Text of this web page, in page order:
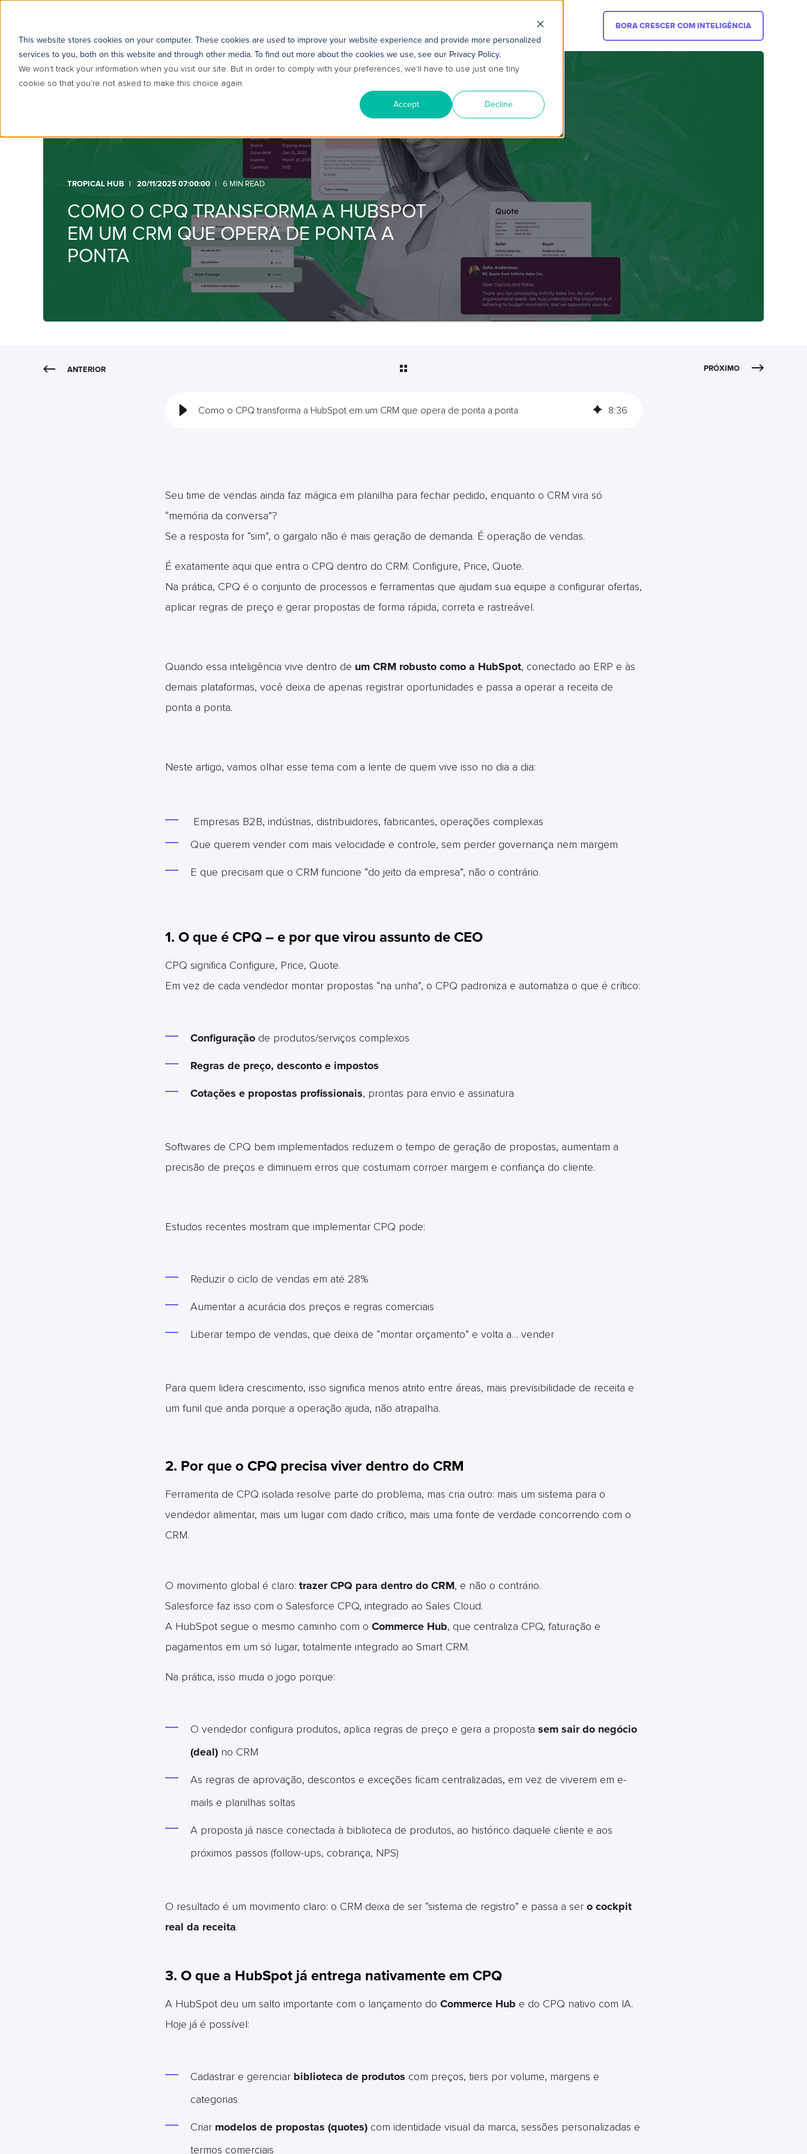
This website stores cookies on your computer. These cookies are used to improve your website experience and provide more personalized
services to you, both on this website and through other media. To find out more about the cookies we use, see our Privacy Policy.
We won't track your information when you visit our site. But in order to comply with your preferences, we'll have to use just one tiny
cookie so that you're not asked to make this choice again.
Accept Decline
BORA CRESCER COM INTELIGÊNCIA
TROPICAL HUB 20/11/2025 07:00:00 6 MIN READ
COMO O CPQ TRANSFORMA A HUBSPOT
EM UM CRM QUE OPERA DE PONTA A
PONTA
ANTERIOR PRÓXIMO
Como o CPQ transforma a HubSpot em um CRM que opera de ponta a ponta 8:36
Seu time de vendas ainda faz mágica em planilha para fechar pedido, enquanto o CRM vira só
“memória da conversa”?
Se a resposta for “sim”, o gargalo não é mais geração de demanda. É operação de vendas.
É exatamente aqui que entra o CPQ dentro do CRM: Configure, Price, Quote.
Na prática, CPQ é o conjunto de processos e ferramentas que ajudam sua equipe a configurar ofertas,
aplicar regras de preço e gerar propostas de forma rápida, correta e rastreável.
Quando essa inteligência vive dentro de um CRM robusto como a HubSpot, conectado ao ERP e às
demais plataformas, você deixa de apenas registrar oportunidades e passa a operar a receita de
ponta a ponta.
Neste artigo, vamos olhar esse tema com a lente de quem vive isso no dia a dia:
Empresas B2B, indústrias, distribuidores, fabricantes, operações complexas
Que querem vender com mais velocidade e controle, sem perder governança nem margem
E que precisam que o CRM funcione “do jeito da empresa”, não o contrário.
1. O que é CPQ – e por que virou assunto de CEO
CPQ significa Configure, Price, Quote.
Em vez de cada vendedor montar propostas “na unha”, o CPQ padroniza e automatiza o que é crítico:
Configuraçãode produtos/serviços complexos
Regras de preço, desconto e impostos
Cotações e propostas profissionais, prontas para envio e assinatura
Softwares de CPQ bem implementados reduzem o tempo de geração de propostas, aumentam a
precisão de preços e diminuem erros que costumam corroer margem e confiança do cliente.
Estudos recentes mostram que implementar CPQ pode:
Reduzir o ciclo de vendas em até 28%
Aumentar a acurácia dos preços e regras comerciais
Liberar tempo de vendas, que deixa de “montar orçamento” e volta a… vender
Para quem lidera crescimento, isso significa menos atrito entre áreas, mais previsibilidade de receita e
um funil que anda porque a operação ajuda, não atrapalha.
2. Por que o CPQ precisa viver dentro do CRM
Ferramenta de CPQ isolada resolve parte do problema, mas cria outro: mais um sistema para o
vendedor alimentar, mais um lugar com dado crítico, mais uma fonte de verdade concorrendo com o
CRM.
O movimento global é claro: trazer CPQ para dentro do CRM, e não o contrário.
Salesforce faz isso com o Salesforce CPQ, integrado ao Sales Cloud.
A HubSpot segue o mesmo caminho com o Commerce Hub, que centraliza CPQ, faturação e
pagamentos em um só lugar, totalmente integrado ao Smart CRM.
Na prática, isso muda o jogo porque:
O vendedor configura produtos, aplica regras de preço e gera a proposta sem sair do negócio
(deal)no CRM
As regras de aprovação, descontos e exceções ficam centralizadas, em vez de viverem em e-
mails e planilhas soltas
A proposta já nasce conectada à biblioteca de produtos, ao histórico daquele cliente e aos
próximos passos (follow-ups, cobrança, NPS)
O resultado é um movimento claro: o CRM deixa de ser “sistema de registro” e passa a ser o cockpit
real da receita.
3. O que a HubSpot já entrega nativamente em CPQ
A HubSpot deu um salto importante com o lançamento do Commerce Hub e do CPQ nativo com IA.
Hoje já é possível:
Cadastrar e gerenciar biblioteca de produtos com preços, tiers por volume, margens e
categorias
Criar modelos de propostas (quotes)com identidade visual da marca, sessões personalizadas e
termos comerciais